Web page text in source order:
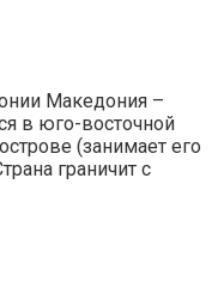
Македония –
в юго-восточной
(занимает его
граничит с